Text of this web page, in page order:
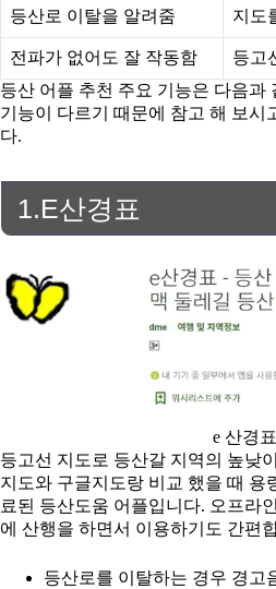
등산로 이탈을 알려줌 지도
전파가 없어도 잘 작동함
등고
등산 어플 추천 주요 기능은 다음과
기능이 다르기 때문에 참고 해 보시
다.
1.E산경표
e 산경표
등고선 지도로 등산갈 지역의 높낮
지도와 구글지도랑 비교 했을 때 용
료된 등산도움 어플입니다. 오프라
에 산행을 하면서 이용하기도 간편
등산로를 이탈하는 경우 경고